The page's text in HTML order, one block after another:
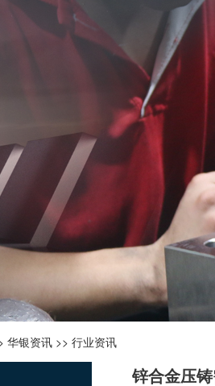
华银资讯 >> 行业资讯
锌合金压